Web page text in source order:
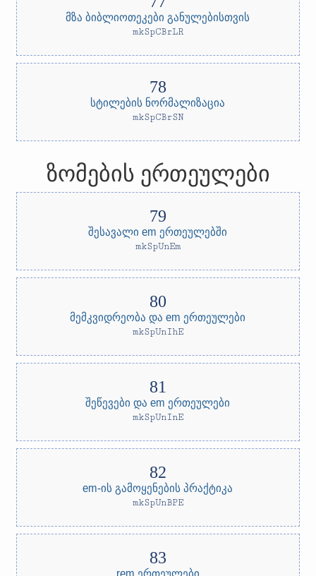
მზა ბიბლიოთეკები განულებისთვის
mkSpCBrLR
სტილების ნორმალიზაცია
mkSpCBrSN
ზომების ერთეულები
შესავალი em ერთეულებში
mkSpUnEm
მემკვიდრეობა და em ერთეულები
mkSpUnIhE
შეწევები და em ერთეულები
mkSpUnInE
em-ის გამოყენების პრაქტიკა
mkSpUnBPE
rem ერთეულები